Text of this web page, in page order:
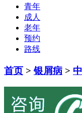
青年
成人
老年
预约
路线
首页 >银屑病 >